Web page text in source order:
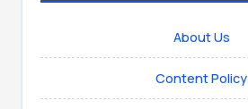
About Us
Content Policy